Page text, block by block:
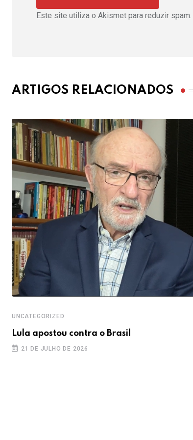
Este site utiliza o Akismet para reduzir spam.
ARTIGOS RELACIONADOS
UNCATEGORIZED
Lula apostou contra o Brasil
21 DE JULHO DE 2026